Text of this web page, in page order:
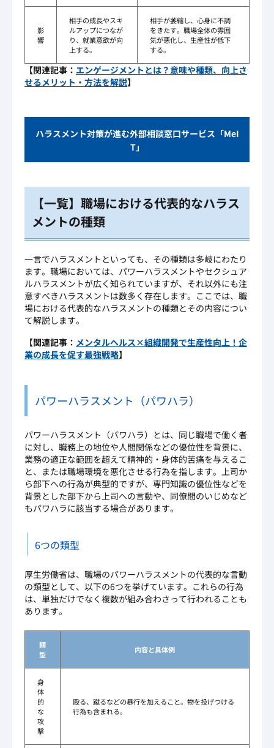
影
響
相手の成長やスキ
ルアップにつなが
り、就業意欲が向
上する。
相手が萎縮し、心身に不調
をきたす。職場全体の雰囲
気が悪化し、生産性が低下
する。
【関連記事： エンゲージメントとは？意味や種類、向上さ
せるメリット・方法を解説】
ハラスメント対策が進む外部相談窓口サービス「MeI
T」
【一覧】職場における代表的なハラス
メントの種類
一言でハラスメントといっても、その種類は多岐にわたり
ます。職場においては、パワーハラスメントやセクシュア
ルハラスメントが広く知られていますが、それ以外にも注
意すべきハラスメントは数多く存在します。ここでは、職
場における代表的なハラスメントの種類とその内容につい
て解説します。
【関連記事： メンタルヘルス×組織開発で生産性向上！企
業の成長を促す最強戦略】
パワーハラスメント（パワハラ）
パワーハラスメント（パワハラ）とは、同じ職場で働く者
に対し、職務上の地位や人間関係などの優位性を背景に、
業務の適正な範囲を超えて精神的・身体的苦痛を与えるこ
と、または職場環境を悪化させる行為を指します。上司か
ら部下への行為が典型的ですが、専門知識の優位性などを
背景とした部下から上司への言動や、同僚間のいじめなど
もパワハラに該当する場合があります。
6つの類型
厚生労働省は、職場のパワーハラスメントの代表的な言動
の類型として、以下の6つを挙げています。これらの行為
は、単独だけでなく複数が組み合わさって行われることも
あります。
類
型
内容と具体例
身
体
的
な
攻
撃
殴る、蹴るなどの暴行を加えること。物を投げつける
行為も含まれる。